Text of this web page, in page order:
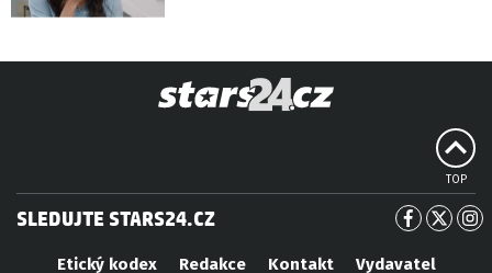
TOP
SLEDUJTE STARS24.CZ
Etický kodex Redakce Kontakt
Vydavatel